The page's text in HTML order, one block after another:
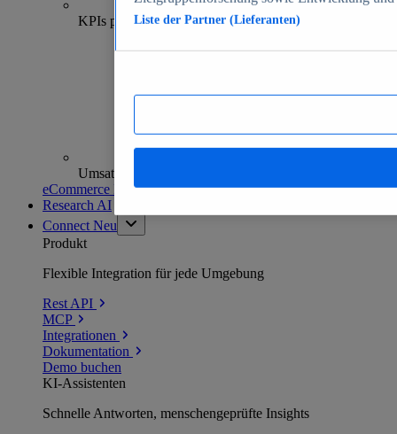
70+
KPIs pro Shop
Umsatzanalysen und -prognosen
eCommerce Insights entdecken
Research AI
Connect Neu
Produkt
Flexible Integration für jede Umgebung
Rest API
MCP
Integrationen
Dokumentation
Demo buchen
KI-Assistenten
Schnelle Antworten, menschengeprüfte Insights
Liste der Partner (Lieferanten)